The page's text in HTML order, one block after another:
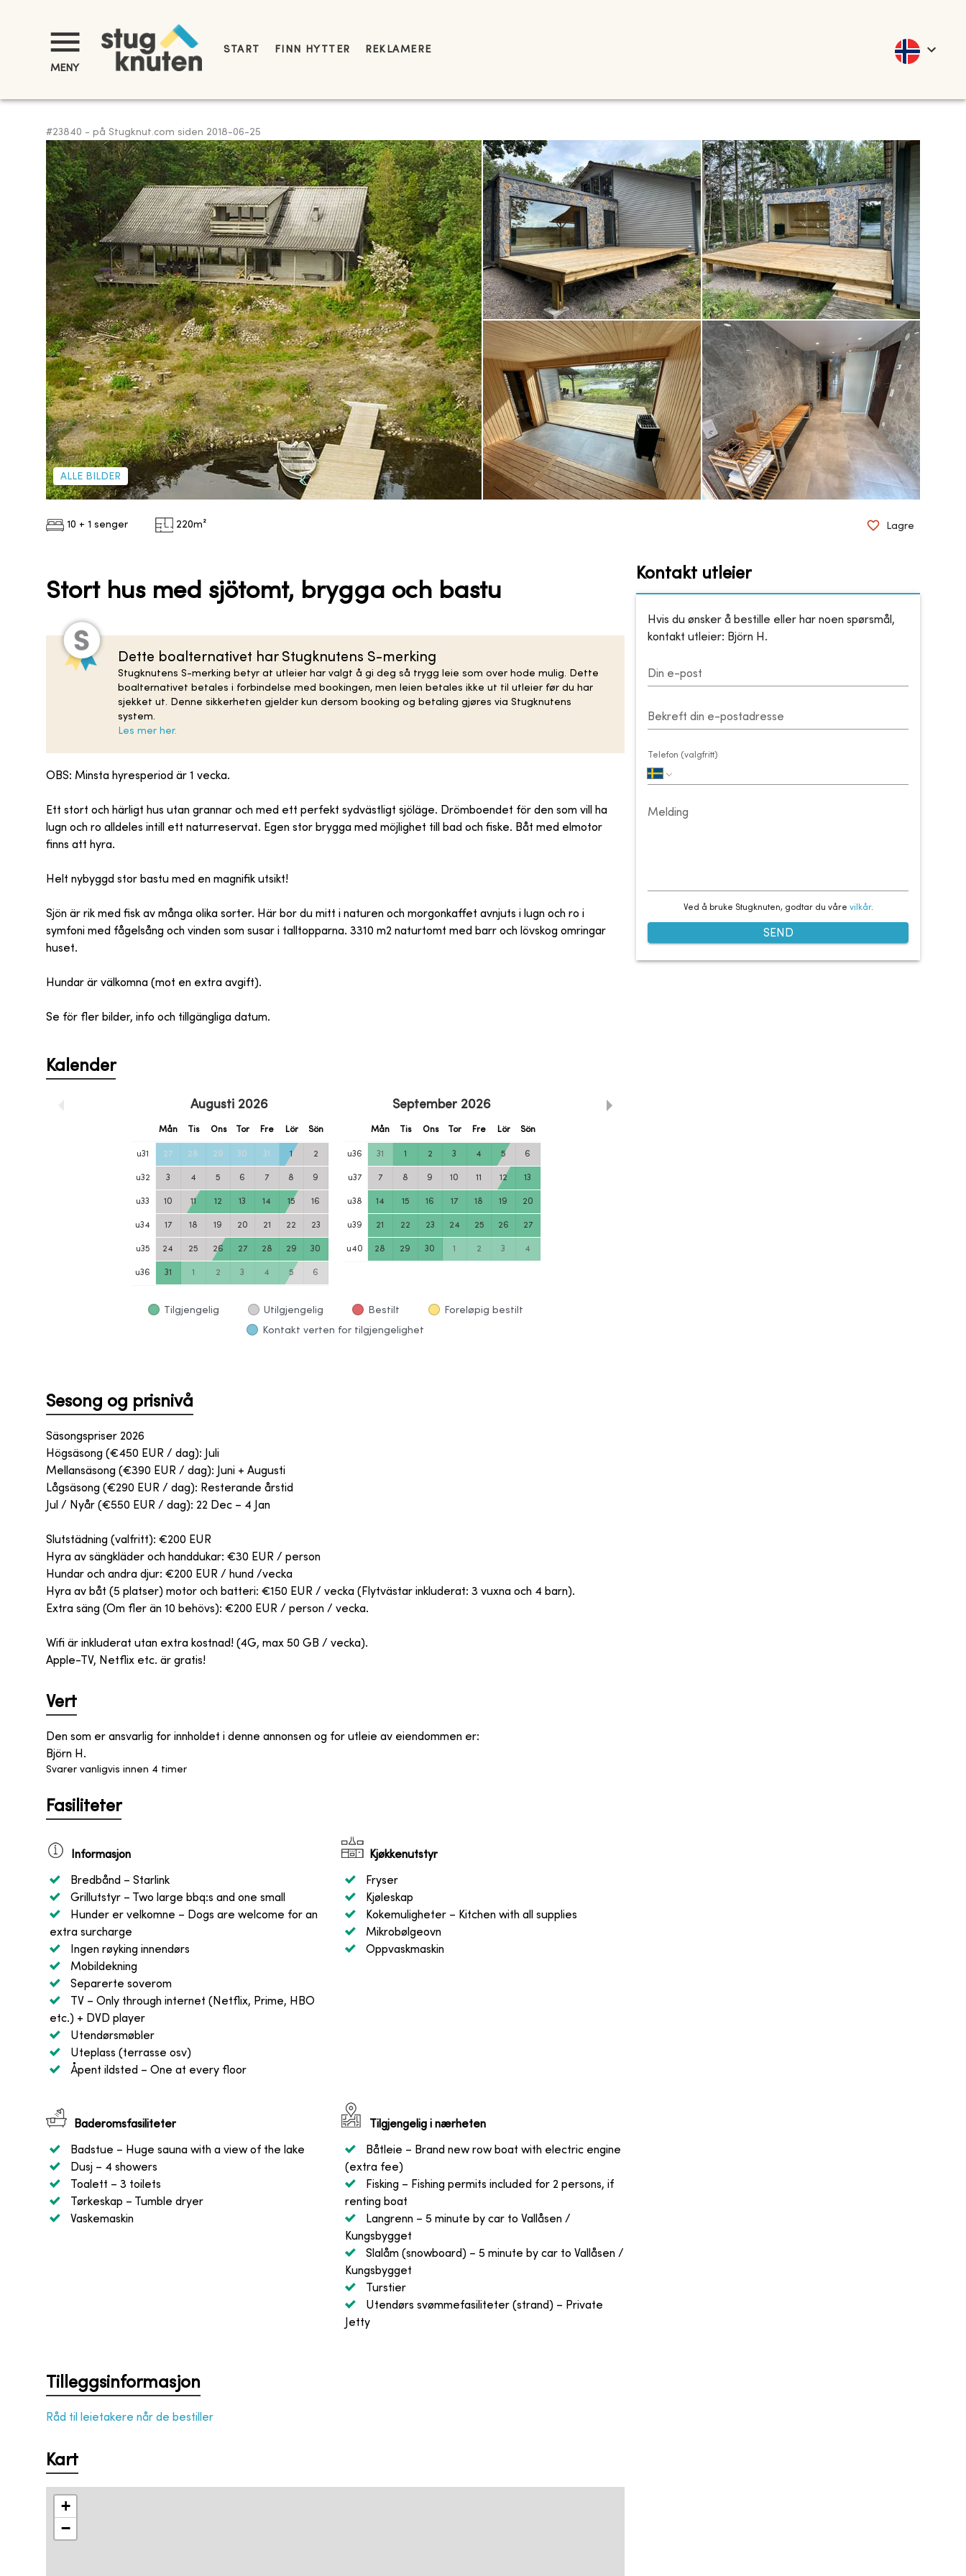
MENY
START FINN HYTTER REKLAMERE
#23840 - på Stugknut.com siden 2018-06-25
ALLE BILDER
10 + 1 senger 220m² Lagre
Stort hus med sjötomt, brygga och bastu
Dette boalternativet har Stugknutens S-merking
Stugknutens S-merking betyr at utleier har valgt å gi deg så trygg leie som over hode mulig. Dette
boalternativet betales i forbindelse med bookingen, men leien betales ikke ut til utleier før du har
sjekket ut. Denne sikkerheten gjelder kun dersom booking og betaling gjøres via Stugknutens
system.
Les mer her.
OBS: Minsta hyresperiod är 1 vecka.
Ett stort och härligt hus utan grannar och med ett perfekt sydvästligt sjöläge. Drömboendet för den som vill ha
lugn och ro alldeles intill ett naturreservat. Egen stor brygga med möjlighet till bad och fiske. Båt med elmotor
finns att hyra.
Helt nybyggd stor bastu med en magnifik utsikt!
Sjön är rik med fisk av många olika sorter. Här bor du mitt i naturen och morgonkaffet avnjuts i lugn och ro i
symfoni med fågelsång och vinden som susar i talltopparna. 3310 m2 naturtomt med barr och lövskog omringar
huset.
Hundar är välkomna (mot en extra avgift).
Se för fler bilder, info och tillgängliga datum.
Kalender
Augusti 2026
Mån Tis Ons Tor Fre Lör Sön
u31 27 28 29 30 31 1 2
u32 3 4 5 6 7 8 9
u33 10 11 12 13 14 15 16
u34 17 18 19 20 21 22 23
u35 24 25 26 27 28 29 30
u36 31 1 2 3 4 5 6
September 2026
Mån Tis Ons Tor Fre Lör Sön
u36 31 1 2 3 4 5 6
u37 7 8 9 10 11 12 13
u38 14 15 16 17 18 19 20
u39 21 22 23 24 25 26 27
u40 28 29 30 1 2 3 4
Tilgjengelig Utilgjengelig Bestilt Foreløpig bestilt
Kontakt verten for tilgjengelighet
Sesong og prisnivå
Säsongspriser 2026
Högsäsong (€450 EUR / dag): Juli
Mellansäsong (€390 EUR / dag): Juni + Augusti
Lågsäsong (€290 EUR / dag): Resterande årstid
Jul / Nyår (€550 EUR / dag): 22 Dec – 4 Jan
Slutstädning (valfritt): €200 EUR
Hyra av sängkläder och handdukar: €30 EUR / person
Hundar och andra djur: €200 EUR / hund /vecka
Hyra av båt (5 platser) motor och batteri: €150 EUR / vecka (Flytvästar inkluderat: 3 vuxna och 4 barn).
Extra säng (Om fler än 10 behövs): €200 EUR / person / vecka.
Wifi är inkluderat utan extra kostnad! (4G, max 50 GB / vecka).
Apple-TV, Netflix etc. är gratis!
Vert
Den som er ansvarlig for innholdet i denne annonsen og for utleie av eiendommen er:
Björn H.
Svarer vanligvis innen 4 timer
Fasiliteter
Informasjon
Bredbånd – Starlink
Grillutstyr – Two large bbq:s and one small
Hunder er velkomne – Dogs are welcome for an
extra surcharge
Ingen røyking innendørs
Mobildekning
Separerte soverom
TV – Only through internet (Netflix, Prime, HBO
etc.) + DVD player
Utendørsmøbler
Uteplass (terrasse osv)
Åpent ildsted – One at every floor
Kjøkkenutstyr
Fryser
Kjøleskap
Kokemuligheter– Kitchen with all supplies
Mikrobølgeovn
Oppvaskmaskin
Baderomsfasiliteter
Badstue – Huge sauna with a view of the lake
Dusj – 4 showers
Toalett – 3 toilets
Tørkeskap – Tumble dryer
Vaskemaskin
Tilgjengelig i nærheten
Båtleie – Brand new row boat with electric engine
(extra fee)
Fisking– Fishing permits included for 2 persons, if
renting boat
Langrenn– 5 minute by car to Vallåsen /
Kungsbygget
Slalåm (snowboard)– 5 minute by car to Vallåsen /
Kungsbygget
Turstier
Utendørs svømmefasiliteter (strand)– Private
Jetty
Tilleggsinformasjon
Råd til leietakere når de bestiller
Kart
+
−
Kontakt utleier
Hvis du ønsker å bestille eller har noen spørsmål,
kontakt utleier: Björn H.
Din e-post
Bekreft din e-postadresse
Telefon (valgfritt)
Melding
Ved å bruke Stugknuten, godtar du våre vilkår.
SEND